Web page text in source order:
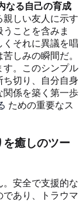
なる自己の育成
親しい友人に示す
ことを含みま
それに異議を唱
しみの瞬間だ。
す。このシンプル
ち切り、自分自身
関係を築く第一歩
ための重要なス
癒しのツー
安全で支援的な
であり、トラウマ